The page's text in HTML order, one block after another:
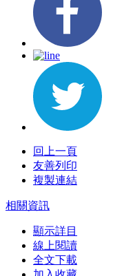
回上一頁
友善列印
複製連結
相關資訊
顯示詳目
線上閱讀
全文下載